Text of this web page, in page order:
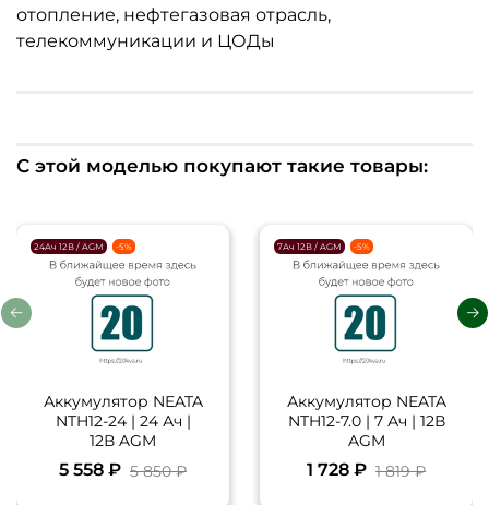
отопление, нефтегазовая отрасль,
телекоммуникации и ЦОДы
С этой моделью покупают такие товары:
24Ач 12В / AGM -5%
Аккумулятор NEATA
NTH12-24 | 24 Ач |
12В AGM
5 558 ₽ 5 850 ₽
7Ач 12В / AGM -5%
Аккумулятор NEATA
NTH12-7.0 | 7 Ач | 12В
AGM
1 728 ₽ 1 819 ₽